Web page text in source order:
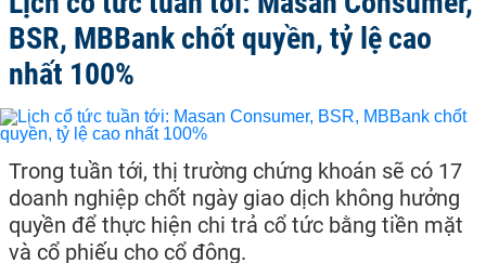
BSR, MBBank chốt quyền, tỷ lệ cao
nhất 100%
Trong tuần tới, thị trường chứng khoán sẽ có 17
doanh nghiệp chốt ngày giao dịch không hưởng
quyền để thực hiện chi trả cổ tức bằng tiền mặt
và cổ phiếu cho cổ đông.